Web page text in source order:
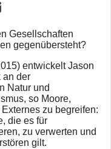
Gesellschaften
gegenübersteht?
entwickelt Jason
an der
Natur und
so Moore,
zu begreifen:
die es für
zu verwerten und
gilt.